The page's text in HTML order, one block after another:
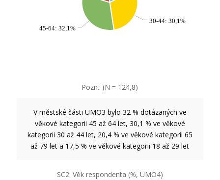
30-44: 30,1%
45-64: 32,1%
Pozn.: (N = 124,8)
V městské části UMO3 bylo 32 % dotázaných ve
věkové kategorii 45 až 64 let, 30,1 % ve věkové
kategorii 30 až 44 let, 20,4 % ve věkové kategorii 65
až 79 let a 17,5 % ve věkové kategorii 18 až 29 let
SC2: Věk respondenta (%, UMO4)